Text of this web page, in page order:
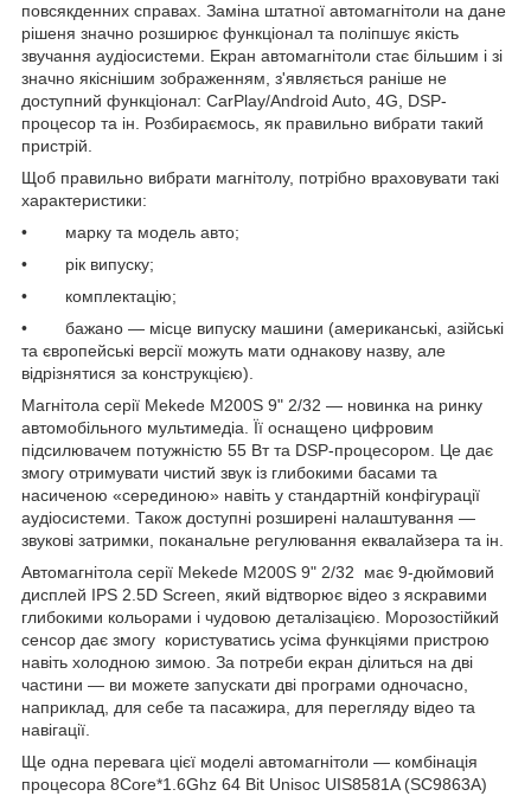
повсякденних справах. Заміна штатної автомагнітоли на дане
рішеня значно розширює функціонал та поліпшує якість
звучання аудіосистеми. Екран автомагнітоли стає більшим і зі
значно якіснішим зображенням, з'являється раніше не
доступний функціонал: CarPlay/Android Auto, 4G, DSP-
процесор та ін. Розбираємось, як правильно вибрати такий
пристрій.
Щоб правильно вибрати магнітолу, потрібно враховувати такі
характеристики:
• марку та модель авто;
• рік випуску;
• комплектацію;
• бажано — місце випуску машини (американські, азійські
та європейські версії можуть мати однакову назву, але
відрізнятися за конструкцією).
Магнітола серії Mekede M200S 9" 2/32 — новинка на ринку
автомобільного мультимедіа. Її оснащено цифровим
підсилювачем потужністю 55 Вт та DSP-процесором. Це дає
змогу отримувати чистий звук із глибокими басами та
насиченою «серединою» навіть у стандартній конфігурації
аудіосистеми. Також доступні розширені налаштування —
звукові затримки, поканальне регулювання еквалайзера та ін.
Автомагнітола серії Mekede M200S 9" 2/32 має 9-дюймовий
дисплей IPS 2.5D Screen, який відтворює відео з яскравими
глибокими кольорами і чудовою деталізацією. Морозостійкий
сенсор дає змогу користуватись усіма функціями пристрою
навіть холодною зимою. За потреби екран ділиться на дві
частини — ви можете запускати дві програми одночасно,
наприклад, для себе та пасажира, для перегляду відео та
навігації.
Ще одна перевага цієї моделі автомагнітоли — комбінація
процесора 8Core*1.6Ghz 64 Bit Unisoc UIS8581A (SC9863A)